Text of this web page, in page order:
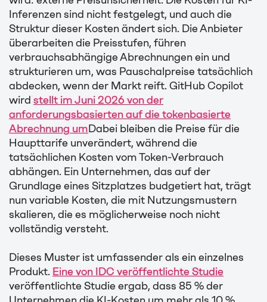
Inferenzen sind nicht festgelegt, und auch die
Struktur dieser Kosten ändert sich. Die Anbieter
überarbeiten die Preisstufen, führen
verbrauchsabhängige Abrechnungen ein und
strukturieren um, was Pauschalpreise tatsächlich
abdecken, wenn der Markt reift. GitHub Copilot
wird stellt im Juni 2026 von der
anforderungsbasierten auf die tokenbasierte
Abrechnung umDabei bleiben die Preise für die
Haupttarife unverändert, während die
tatsächlichen Kosten vom Token-Verbrauch
abhängen. Ein Unternehmen, das auf der
Grundlage eines Sitzplatzes budgetiert hat, trägt
nun variable Kosten, die mit Nutzungsmustern
skalieren, die es möglicherweise noch nicht
vollständig versteht.
Dieses Muster ist umfassender als ein einzelnes
Produkt. Eine von IDC veröffentlichte Studie
veröffentlichte Studie ergab, dass 85 % der